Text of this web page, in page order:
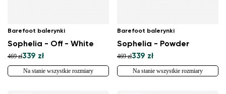
Barefoot balerynki
Sophelia - Off - White
469 zł339 zł
Na stanie wszystkie rozmiary
Barefoot balerynki
Sophelia - Powder
469 zł339 zł
Na stanie wszystkie rozmiary